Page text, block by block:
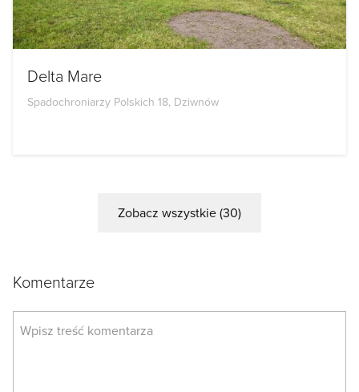
Delta Mare
Spadochroniarzy Polskich 18, Dziwnów
Zobacz wszystkie (30)
Komentarze